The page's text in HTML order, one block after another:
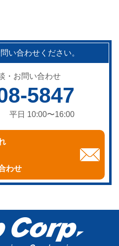
い合わせください。
・お問い合わせ
5847
平日 10:00〜16:00
わせ